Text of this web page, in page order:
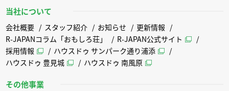
当社について
会社概要 スタッフ紹介 お知らせ
更新情報
R-JAPANコラム「おもしろ荘」
R-JAPAN公式サイト
採用情報
ハウスドゥ サンパーク通り浦添
ハウスドゥ 豊見城
ハウスドゥ 南風原
その他事業